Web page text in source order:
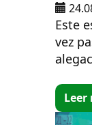
Este
vez
Leer